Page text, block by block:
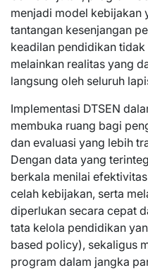
menjadi model kebijakan
tantangan kesenjangan
keadilan pendidikan
melainkan realitas yang
langsung oleh seluruh
Implementasi DTSEN
membuka ruang bagi
dan evaluasi yang lebih
Dengan data yang
berkala menilai
celah kebijakan, serta
diperlukan secara cepat
tata kelola pendidikan
based policy), sekaligus
program dalam jangka